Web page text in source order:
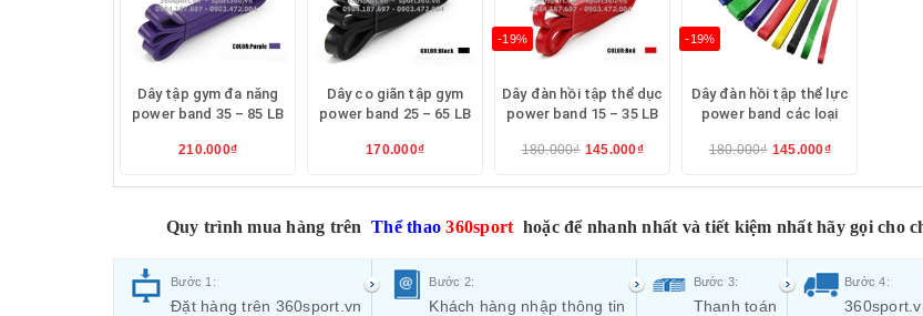
Dây tập gym đa năng
power band 35 – 85 LB
210.000₫
Dây co giãn tập gym
power band 25 – 65 LB
170.000₫
-19%
Dây đàn hồi tập thể dục
power band 15 – 35 LB
180.000₫ 145.000₫
-19%
Dây đàn hồi tập thể lực
power band các loại
180.000₫ 145.000₫
Quy trình mua hàng trên Thể thao 360sport hoặc để nhanh nhất và tiết kiệm nhất hãy gọi cho
Bước 1:
Đặt hàng trên 360sport.vn
Bước 2:
Khách hàng nhập thông tin
Bước 3:
Thanh toán
Bước 4: